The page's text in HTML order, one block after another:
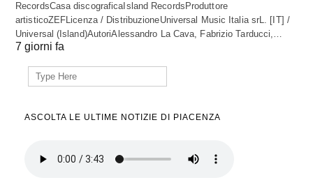
RecordsCasa discograficaIsland RecordsProduttore
artisticoZEFLicenza / DistribuzioneUniversal Music Italia srL. [IT] /
Universal (Island)AutoriAlessandro La Cava, Fabrizio Tarducci,…
7 giorni fa
Search
for:
ASCOLTA LE ULTIME NOTIZIE DI PIACENZA